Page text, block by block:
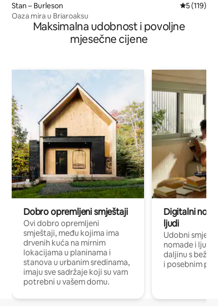
Stan – Burleson Prosječna
5 (119)
Oaza mira u Briaroaksu
Maksimalna udobnost i povoljne
mjesečne cijene
Dobro opremljeni smještaji
Ovi dobro opremljeni
smještaji, među kojima ima
drvenih kuća na mirnim
lokacijama u planinama i
stanova u urbanim sredinama,
imaju sve sadržaje koji su vam
potrebni u vašem domu.
Digitalni
ljudi
Udobni
nomade i ljude
daljinu s
i posebnim